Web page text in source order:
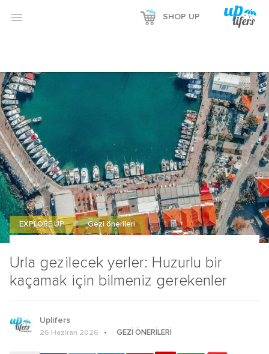
Reklamı Göster
Reklamı Gizle
 SHOP UP
Urla gezilecek yerler: Huzurlu bir
kaçamak için bilmeniz gerekenler
EXPLORE UP Gezi önerileri
Uplifers
26 Haziran 2026 GEZI ÖNERILERI